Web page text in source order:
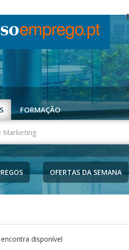
FORMAÇÃO
OFERTAS DA SEMANA
disponível